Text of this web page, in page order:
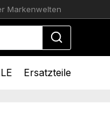
Markenwelten
Ersatzteile